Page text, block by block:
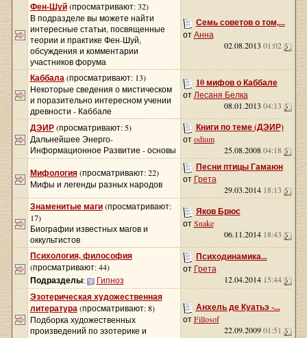
Фен-Шуй (просматривают: 32)
В подразделе вы можете найти
интересные статьи, посвященные
теории и практике Фен-Шуй,
обсуждения и комментарии
участников форума
Семь советов о том,...
отАнна
02.08.2013 01:02
Каббала (просматривают: 13)
Некоторые сведения о мистическом
и поразительно интересном учении
древности - Каббале
10 мифов о Каббале
отЛесаня Белка
08.01.2013 04:13
ДЭИР (просматривают: 5)
Дальнейшее Энерго-
Информационное Развитие - основы
Книги по теме (ДЭИР)
отodium
25.08.200804:18
Мифология (просматривают: 22)
Мифы и легенды разных народов
Песни птицы Гамаюн
от Грета
29.03.2014 18:13
Знаменитые маги (просматривают:
17)
Биографии известных магов и
оккультистов
Яков Брюс
отSnake
06.11.2014 18:43
Психология, философия
(просматривают: 44)
Подразделы: Гипноз
Психодинамика...
от Грета
12.04.2014 15:44
Эзотерическая художественная
литература (просматривают: 8)
Подборка художественных
произведений по эзотерике и
Анхель де Куатьэ -...
отFillosof
22.09.200901:51